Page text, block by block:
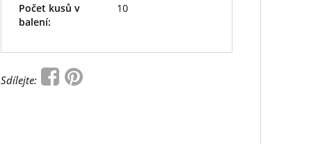
Počet kusů v
balení:
10
Sdílejte: